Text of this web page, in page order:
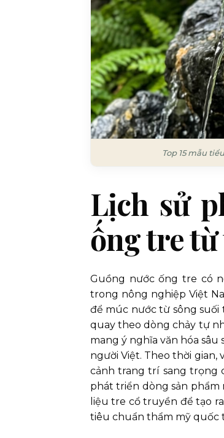
Top 15 mẫu
Lịch sử
ống tre
Guồng nước ống tre có
trong nông nghiệp Việt
để múc nước từ sông
quay theo dòng chảy tự
mang ý nghĩa văn hóa sâu
người Việt. Theo thời
cảnh trang trí sang trọng
phát triển dòng sản phẩm
liệu tre cổ truyền để tạo
tiêu chuẩn thẩm mỹ quốc